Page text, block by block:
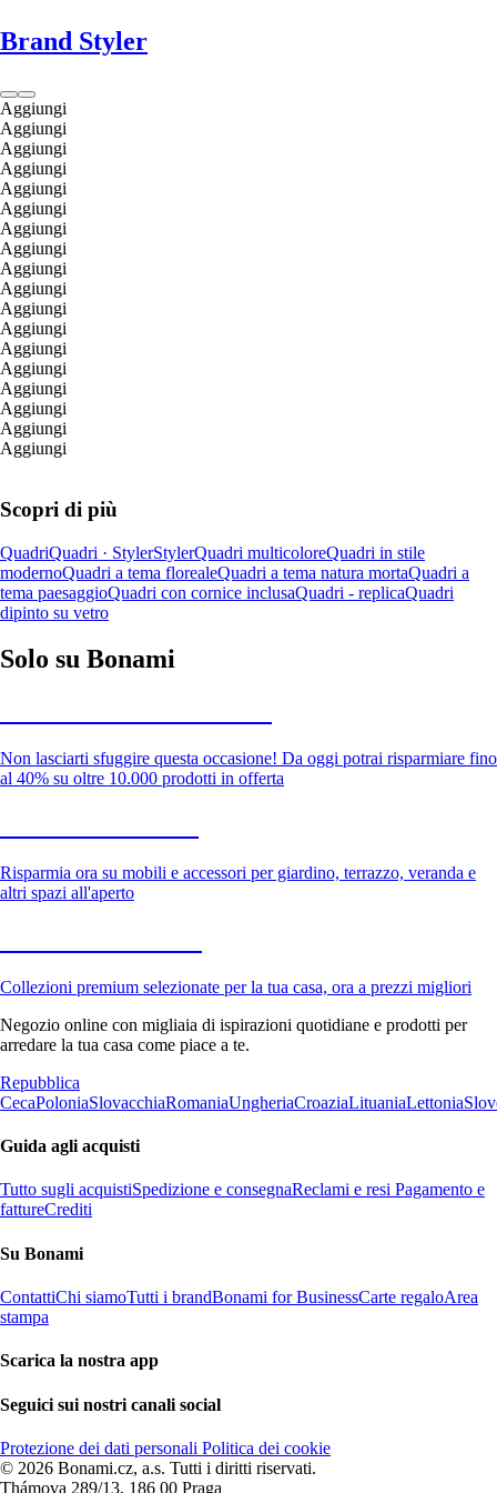
Brand Styler
Aggiungi
Aggiungi
Aggiungi
Aggiungi
Aggiungi
Aggiungi
Aggiungi
Aggiungi
Aggiungi
Aggiungi
Aggiungi
Aggiungi
Aggiungi
Aggiungi
Aggiungi
Aggiungi
Aggiungi
Aggiungi
Scopri di più
QuadriQuadri · StylerStylerQuadri multicoloreQuadri in stile
modernoQuadri a tema florealeQuadri a tema natura mortaQuadri a
tema paesaggioQuadri con cornice inclusaQuadri - replicaQuadri
dipinto su vetro
Solo su Bonami
Non lasciarti sfuggire questa occasione! Da oggi potrai risparmiare fino
al 40% su oltre 10.000 prodotti in offerta
Risparmia ora su mobili e accessori per giardino, terrazzo, veranda e
altri spazi all'aperto
Collezioni premium selezionate per la tua casa, ora a prezzi migliori
Negozio online con migliaia di ispirazioni quotidiane e prodotti per
arredare la tua casa come piace a te.
Repubblica
CecaPoloniaSlovacchiaRomaniaUngheriaCroaziaLituaniaLettonia
Guida agli acquisti
Tutto sugli acquistiSpedizione e consegnaReclami e resi Pagamento e
fattureCrediti
Su Bonami
ContattiChi siamoTutti i brandBonami for BusinessCarte regaloArea
stampa
Scarica la nostra app
Seguici sui nostri canali social
Protezione dei dati personali Politica dei cookie
© 2026 Bonami.cz, a.s. Tutti i diritti riservati.
Thámova 289/13, 186 00 Praga